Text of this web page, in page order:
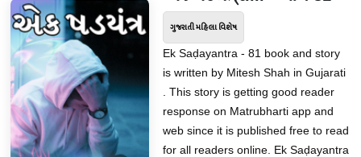
ગુજરાતી મહિલા વિશેષ
Ek Saḍayantra - 81 book and story
is written by Mitesh Shah in Gujarati
. This story is getting good reader
response on Matrubharti app and
web since it is published free to read
for all readers online. Ek Saḍayantra